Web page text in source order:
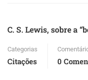
C. S. Lewis, sobre a
Categorias
Citações 0